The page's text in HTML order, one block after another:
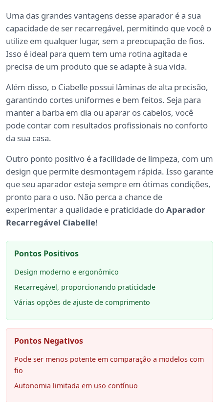
Uma das grandes vantagens desse aparador é a sua
capacidade de ser recarregável, permitindo que você o
utilize em qualquer lugar, sem a preocupação de fios.
Isso é ideal para quem tem uma rotina agitada e
precisa de um produto que se adapte à sua vida.
Além disso, o Ciabelle possui lâminas de alta precisão,
garantindo cortes uniformes e bem feitos. Seja para
manter a barba em dia ou aparar os cabelos, você
pode contar com resultados profissionais no conforto
da sua casa.
Outro ponto positivo é a facilidade de limpeza, com um
design que permite desmontagem rápida. Isso garante
que seu aparador esteja sempre em ótimas condições,
pronto para o uso. Não perca a chance de
experimentar a qualidade e praticidade doAparador
Recarregável Ciabelle!
Pontos Positivos
Design moderno e ergonômico
Recarregável, proporcionando praticidade
Várias opções de ajuste de comprimento
Pontos Negativos
Pode ser menos potente em comparação a modelos com
fio
Autonomia limitada em uso contínuo